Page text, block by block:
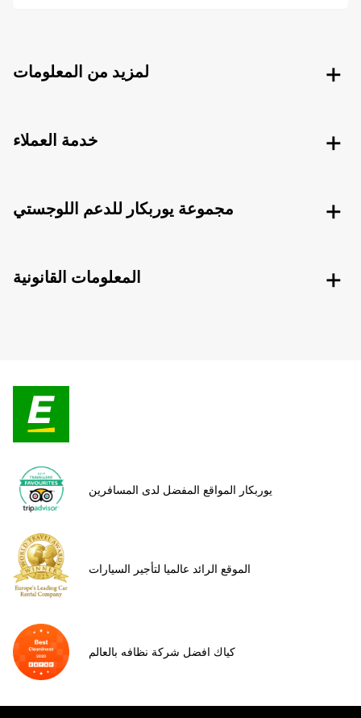
لمزيد من المعلومات
خدمة العملاء
مجموعة يوربكار للدعم اللوجستي
المعلومات القانونية
يوربكار المواقع المفضل لدى المسافرين
الموقع الرائد عالميا لتأجير السيارات
كياك افضل شركة نظافه بالعالم